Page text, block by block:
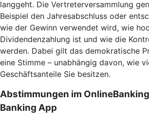
langgeht. Die Vertreterversammlung
Beispiel den Jahresabschluss oder
wie der Gewinn verwendet wird, wie
Dividendenzahlung ist und wie die
werden. Dabei gilt das demokratische
eine Stimme – unabhängig davon, wie
Geschäftsanteile Sie besitzen.
Abstimmungen im
Banking App